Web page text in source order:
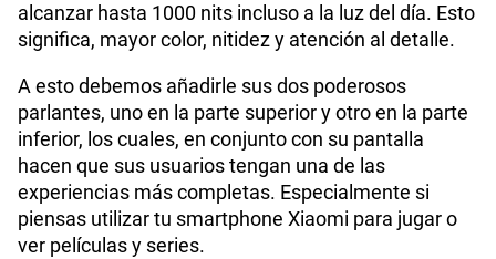
alcanzar hasta 1000 nits incluso a la luz del día. Esto
significa, mayor color, nitidez y atención al detalle.
A esto debemos añadirle sus dos poderosos
parlantes, uno en la parte superior y otro en la parte
inferior, los cuales, en conjunto con su pantalla
hacen que sus usuarios tengan una de las
experiencias más completas. Especialmente si
piensas utilizar tu smartphone Xiaomi para jugar o
ver películas y series.